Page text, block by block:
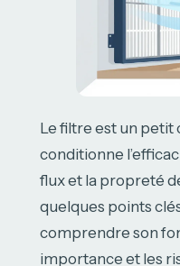
Le filtre est un petit
conditionne
flux et la propreté
quelques points
comprendre son
importance et les